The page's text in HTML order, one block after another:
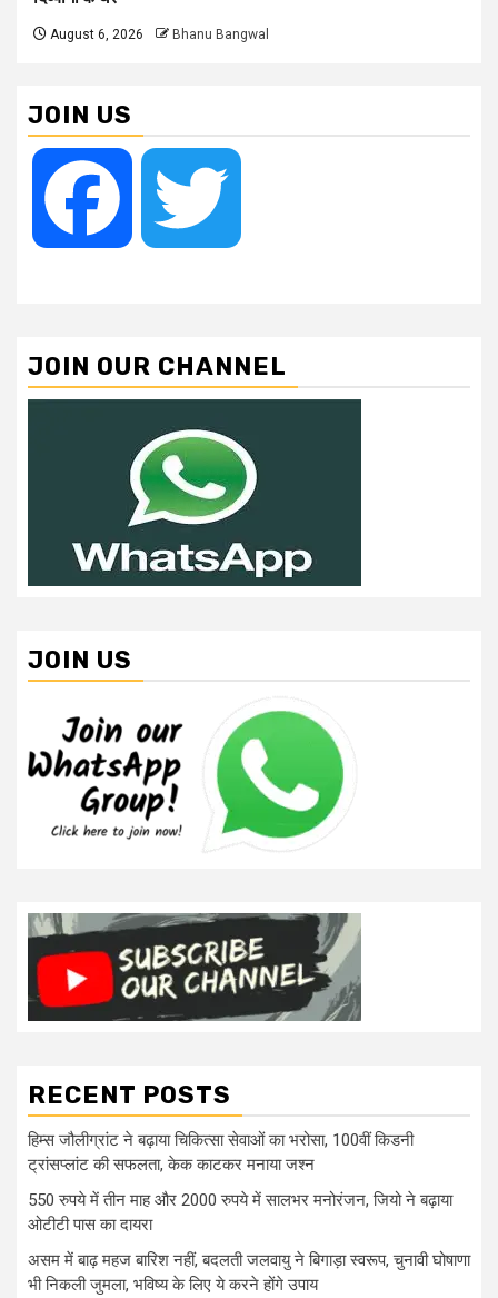
August 6, 2026 Bhanu Bangwal
JOIN US
Facebook
JOIN OUR CHANNEL
JOIN US
RECENT POSTS
हिम्स जौलीग्रांट ने बढ़ाया चिकित्सा सेवाओं का भरोसा, 100वीं किडनी
ट्रांसप्लांट की सफलता, केक काटकर मनाया जश्न
550 रुपये में तीन माह और 2000 रुपये में सालभर मनोरंजन, जियो ने बढ़ाया
ओटीटी पास का दायरा
असम में बाढ़ महज बारिश नहीं, बदलती जलवायु ने बिगाड़ा स्वरूप, चुनावी घोषाणा
भी निकली जुमला, भविष्य के लिए ये करने होंगे उपाय